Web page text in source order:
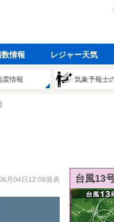
情報 レジャー天気
震情報 気象予報士
月04日12:08発表 台風13